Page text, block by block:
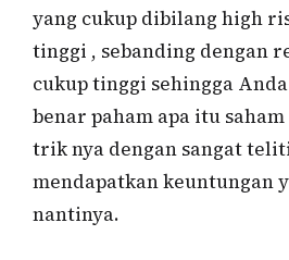
yang cukup dibilang high
tinggi , sebanding dengan
cukup tinggi sehingga
benar paham apa itu
trik nya dengan sangat
mendapatkan keuntungan
nantinya.